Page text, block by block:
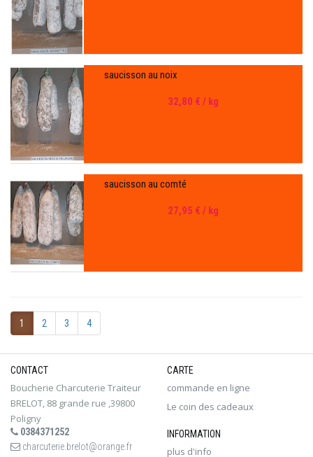
saucisson au noix
32,80 € / kg
saucisson au comté
27,95 € / kg
1 2 3 4
CONTACT
Boucherie Charcuterie Traiteur
BRELOT, 88 grande rue ,39800
Poligny
0384371252
charcuterie.brelot@orange.fr
CARTE
commande en ligne
Le coin des cadeaux
INFORMATION
plus d'info